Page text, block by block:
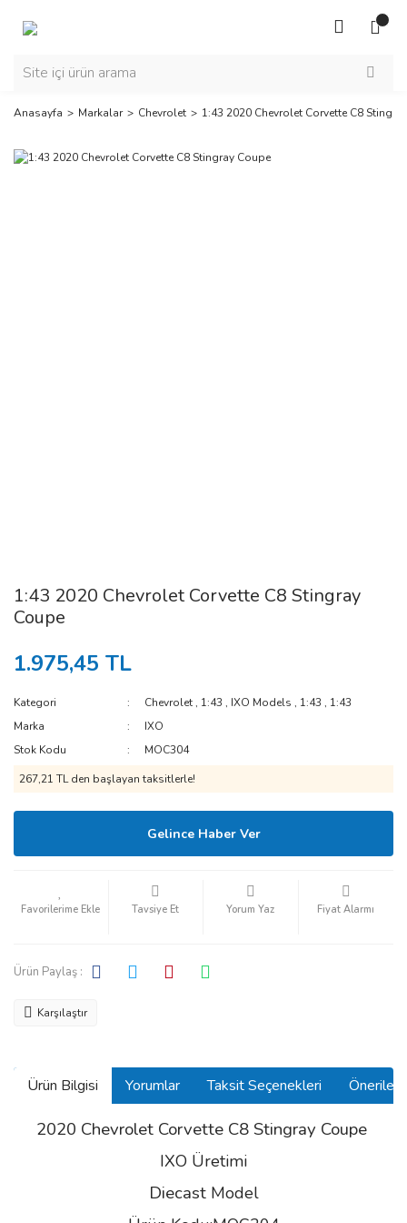
Anasayfa Markalar Chevrolet 1:43 2020 Chevrolet Corvette C8
1:43 2020 Chevrolet Corvette C8 Stingray
Coupe
1.975,45 TL
Kategori Chevrolet , 1:43 , IXO Models , 1:43 , 1:43
Marka
IXO
Stok Kodu
MOC304
267,21 TL den başlayan taksitlerle!
Gelince Haber Ver
Tavsiye Et Yorum Yaz Fiyat Alarmı
Ürün Paylaş :
Karşılaştır
Ürün Bilgisi Yorumlar Taksit Seçenekleri
2020 Chevrolet Corvette C8 Stingray Coupe
IXO Üretimi
Diecast Model